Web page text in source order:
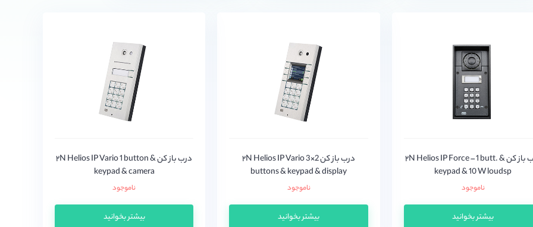
درب باز کن ۲N Helios IP Force – 1 butt. &
keypad & 10 W loudsp
ناموجود
بیشتر بخوانید
درب باز کن ۲N Helios IP Vario 3×2
buttons & keypad & display
ناموجود
بیشتر بخوانید
درب باز کن ۲N Helios IP Vario 1 button &
keypad & camera
ناموجود
بیشتر بخوانید